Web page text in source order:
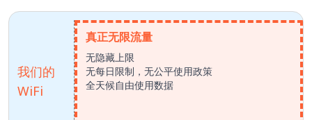
我们的
WiFi
真正无限流量
无隐藏上限
无每日限制，无公平使用政策
全天候自由使用数据